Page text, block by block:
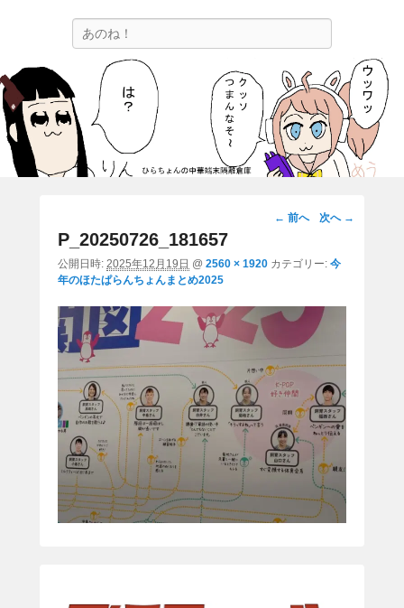
ひらちょんの中華端末隔離倉庫
ほたがページ上部にある検索バーを消してくれたサイトです。
画
ー
ン
← 前へ 次へ →
P_20250726_181657
公開日時: 2025年12月19日 @ 2560 × 1920 カテゴリー: 今
年のほたぱらんちょんまとめ2025